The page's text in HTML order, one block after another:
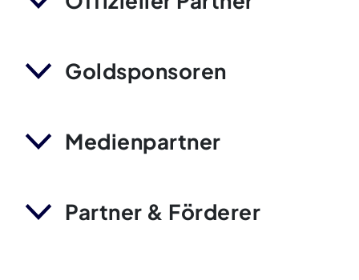
Goldsponsoren
Medienpartner
Partner & Förderer